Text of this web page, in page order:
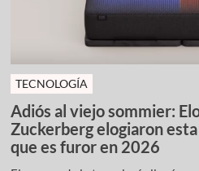
TECNOLOGÍA
Adiós al viejo sommier:
Zuckerberg elogiaron
que es furor en 2026